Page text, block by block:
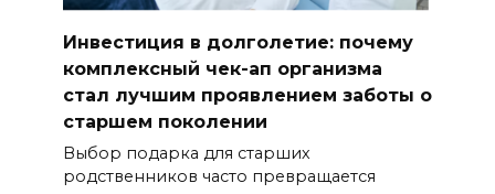
Инвестиция в долголетие: почему
комплексный чек-ап организма
стал лучшим проявлением заботы о
старшем поколении
Выбор подарка для старших
родственников часто превращается